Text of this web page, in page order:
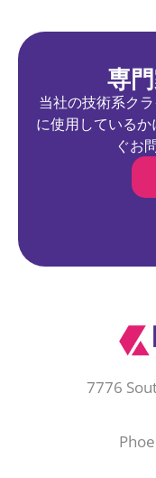
専
当社の技術系ク
に使用している
ぐお
7776